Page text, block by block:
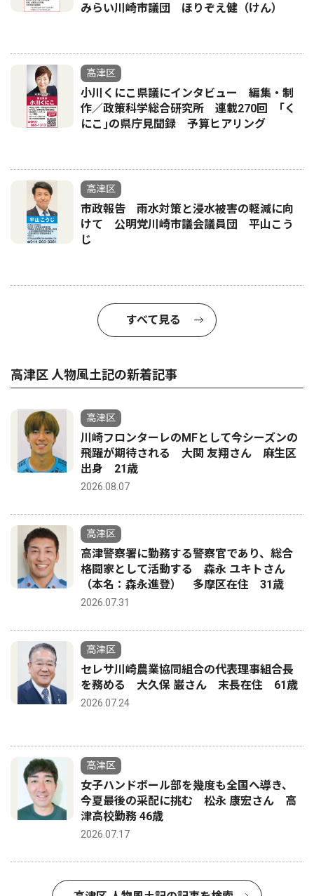
みらい川崎市議団 ほりぞえ健（けん）
高津区
小川くにこ県議にインタビュー 編集・制
作／政策科学総合研究所 連載270回 ｢く
にこ｣の県庁見聞録 予算ヒアリング
高津区
市政報告 雨水対策と浸水被害の軽減に向
けて 公明党川崎市議会議員団 平山こう
じ
すべて見る
高津区 人物風土記の新着記事
高津区
川崎フロンターレのMFとして今シーズンの
飛躍が期待される 大関 友翔さん 麻生区
出身 21歳
2026.08.07
高津区
高津警察署に勤務する警察官であり、総合
格闘家として活動する 森永 ユキトさん
（本名：森永進登） 多摩区在住 31歳
2026.07.31
高津区
セレサ川崎農業協同組合の代表理事組合長
を務める 大久保 巌さん 末長在住 61歳
2026.07.24
高津区
女子ハンドボール部を幾度も全国へ導き、
今夏最後の采配に挑む 松永 康宏さん 高
津高校勤務 46歳
2026.07.17